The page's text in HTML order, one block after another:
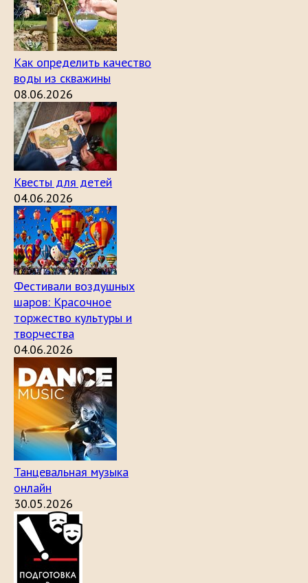
Как определить качество
воды из скважины
08.06.2026
Квесты для детей
04.06.2026
Фестивали воздушных
шаров: Красочное
торжество культуры и
творчества
04.06.2026
Танцевальная музыка
онлайн
30.05.2026